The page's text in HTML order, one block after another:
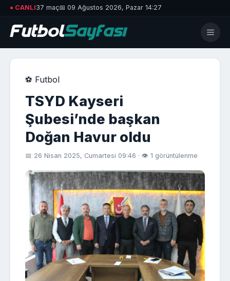
● CANLI37 maç📅 09 Ağustos 2026, Pazar 14:27
⚽ Futbol
TSYD Kayseri
Şubesi’nde başkan
Doğan Havur oldu
📅 26 Nisan 2025, Cumartesi 09:46 · 👁 1 görüntülenme